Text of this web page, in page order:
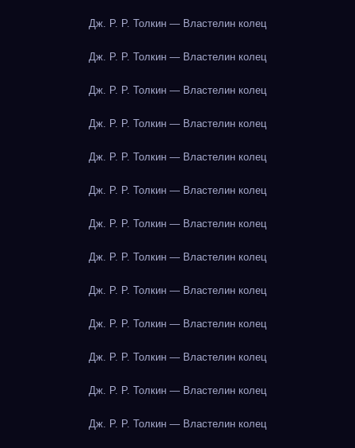
Дж. Р. Р. Толкин — Властелин колец
Дж. Р. Р. Толкин — Властелин колец
Дж. Р. Р. Толкин — Властелин колец
Дж. Р. Р. Толкин — Властелин колец
Дж. Р. Р. Толкин — Властелин колец
Дж. Р. Р. Толкин — Властелин колец
Дж. Р. Р. Толкин — Властелин колец
Дж. Р. Р. Толкин — Властелин колец
Дж. Р. Р. Толкин — Властелин колец
Дж. Р. Р. Толкин — Властелин колец
Дж. Р. Р. Толкин — Властелин колец
Дж. Р. Р. Толкин — Властелин колец
Дж. Р. Р. Толкин — Властелин колец